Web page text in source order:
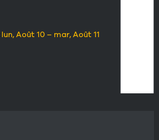
lun, Août 10 – mar, Août 11